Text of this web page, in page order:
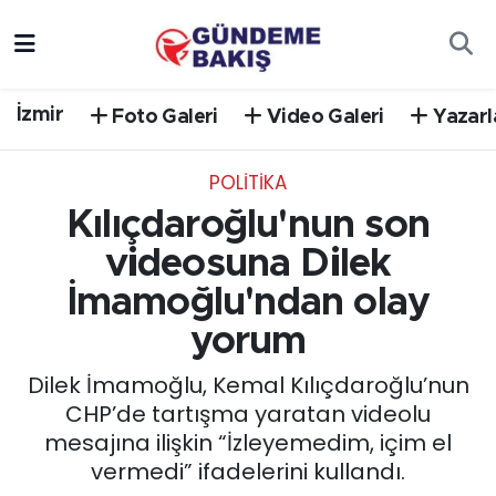
İzmir Foto Galeri Video Galeri
POLİTİKA
Kılıçdaroğlu'nun son
videosuna Dilek
İmamoğlu'ndan olay
yorum
Dilek İmamoğlu, Kemal Kılıçdaroğlu’nun
CHP’de tartışma yaratan videolu
mesajına ilişkin “İzleyemedim, içim el
vermedi” ifadelerini kullandı.
EĞİTİM
EKONOMİ
English News
GÜNCEL
Süper Lig Puan Durumu ve Fikstür
Tüm Manşetler
Son Dakika Haberleri
Haber Arşivi